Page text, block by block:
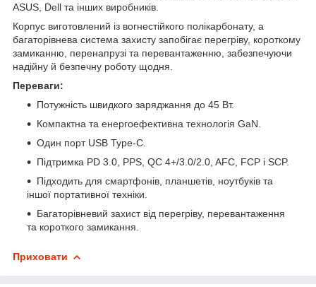
ASUS, Dell та інших виробників.
Корпус виготовлений із вогнестійкого полікарбонату, а
багаторівнева система захисту запобігає перегріву, короткому
замиканню, перенапрузі та перевантаженню, забезпечуючи
надійну й безпечну роботу щодня.
Переваги:
Потужність швидкого заряджання до 45 Вт.
Компактна та енергоефективна технологія GaN.
Один порт USB Type-C.
Підтримка PD 3.0, PPS, QC 4+/3.0/2.0, AFC, FCP і SCP.
Підходить для смартфонів, планшетів, ноутбуків та
іншої портативної техніки.
Багаторівневий захист від перегріву, перевантаження
та короткого замикання.
Приховати